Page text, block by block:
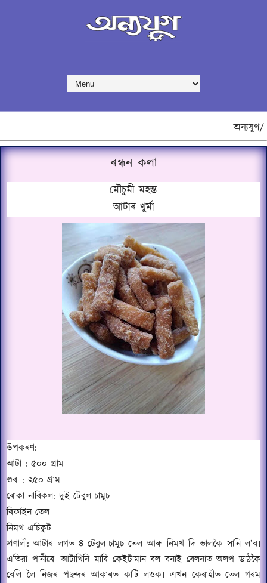
অন্যযুগ/
ৰন্ধন কলা
মৌচুমী মহন্ত
আটাৰ খুৰ্মা
উপকৰণ:
আটা : ৫০০ গ্ৰাম
গুৰ : ২৫০ গ্ৰাম
ৰোকা নাৰিকল: দুই টেবুল-চামুচ
ৰিফাইন তেল
নিমখ এচিকুট
প্ৰণালী: আটাৰ লগত ৪ টেবুল-চামুচ তেল আৰু নিমখ দি ভালকৈ সানি ল’ব৷
এতিয়া পানীৰে আটাখিনি মাৰি কেইটামান বল বনাই বেলনাত অলপ ডাঠকৈ
বেলি লৈ নিজৰ পছন্দৰ আকাৰত কাটি লওক৷ এখন কেৰাহীত তেল গৰম